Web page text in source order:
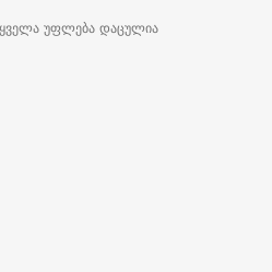
უფლება დაცულია